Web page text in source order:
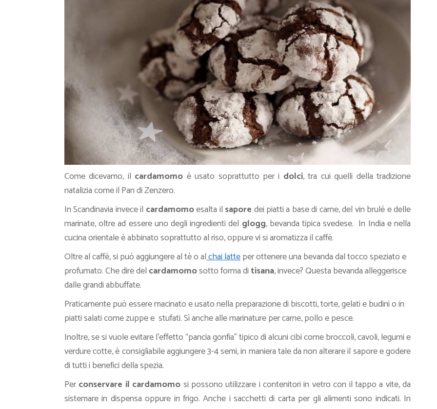
Come dicevamo, il cardamomo è usato soprattutto per i dolci, tra cui quelli della tradizione
natalizia come il Pan di Zenzero.
In Scandinavia invece il cardamomoesalta il sapore dei piatti a base di carne, del vin brulé e delle
marinate, oltre ad essere uno degli ingredienti del glogg, bevanda tipica svedese. In India e nella
cucina orientale è abbinato soprattutto al riso, oppure vi si aromatizza il caffè.
Oltre al caffè, si può aggiungere al tè o alchai latteper ottenere una bevanda dal tocco speziato e
profumato. Che dire del cardamomosotto forma di tisana, invece? Questa bevanda alleggerisce
dalle grandi abbuffate.
Praticamente può essere macinato e usato nella preparazione di biscotti, torte, gelati e budini o in
piatti salati come zuppe e stufati. Sì anche alle marinature per carne, pollo e pesce.
Inoltre, se si vuole evitare l’effetto “pancia gonfia” tipico di alcuni cibi come broccoli, cavoli, legumi e
verdure cotte, è consigliabile aggiungere 3-4 semi, in maniera tale da non alterare il sapore e godere
di tutti i benefici della spezia.
Per conservare il cardamomo si possono utilizzare i contenitori in vetro con il tappo a vite, da
sistemare in dispensa oppure in frigo. Anche i sacchetti di carta per gli alimenti sono indicati. In